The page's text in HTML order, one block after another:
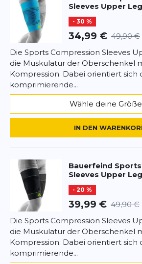
Sleeves Upper
- 30 %
34,99 € 49,90 €
Die Sports Compression Sleeves
die Muskulatur der Oberschenkel
Kompression. Dabei orientiert sich
komprimierende...
Wähle deine Größe
IN DEN
Bauerfeind Sports
Sleeves Upper
- 20 %
39,99 € 49,90 €
Die Sports Compression Sleeves
die Muskulatur der Oberschenkel
Kompression. Dabei orientiert sich
komprimierende...